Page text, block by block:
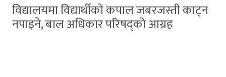
विद्यालयमा विद्यार्थीको कपाल जबरजस्ती काट्न
नपाइने, बाल अधिकार परिषद्को आग्रह